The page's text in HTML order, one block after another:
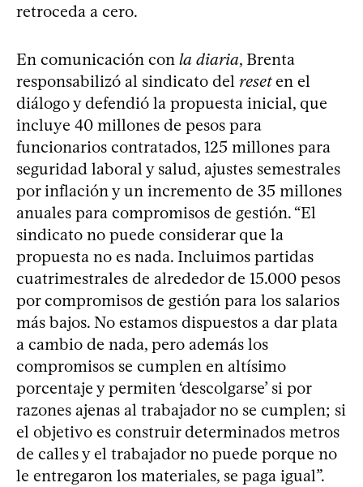
retroceda a cero.
En comunicación con la diaria, Brenta
responsabilizó al sindicato del reseten el
diálogo y defendió la propuesta inicial, que
incluye 40 millones de pesos para
funcionarios contratados, 125 millones para
seguridad laboral y salud, ajustes semestrales
por inflación y un incremento de 35 millones
anuales para compromisos de gestión. “El
sindicato no puede considerar que la
propuesta no es nada. Incluimos partidas
cuatrimestrales de alrededor de 15.000 pesos
por compromisos de gestión para los salarios
más bajos. No estamos dispuestos a dar plata
a cambio de nada, pero además los
compromisos se cumplen en altísimo
porcentaje y permiten ‘descolgarse’ si por
razones ajenas al trabajador no se cumplen; si
el objetivo es construir determinados metros
de calles y el trabajador no puede porque no
le entregaron los materiales, se paga igual”.